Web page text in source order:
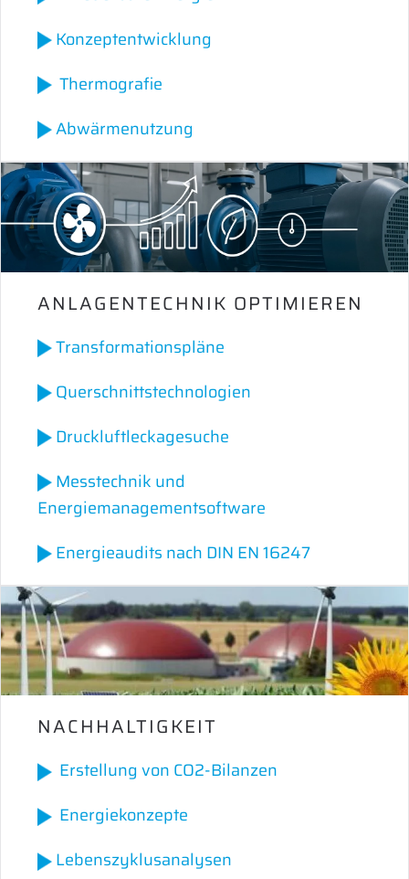
Konzeptentwicklung
Thermografie
Abwärmenutzung
ANLAGENTECHNIK OPTIMIEREN
Transformationspläne
Querschnittstechnologien
Druckluftleckagesuche
Messtechnik und
Energiemanagementsoftware
Energieaudits nach DIN EN 16247
NACHHALTIGKEIT
Erstellung von CO2-Bilanzen
Energiekonzepte
Lebenszyklusanalysen